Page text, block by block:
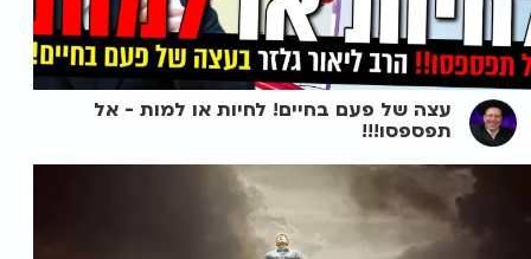
עצה של פעם בחיים! לחיות או למות - אל
תפספסו!!!